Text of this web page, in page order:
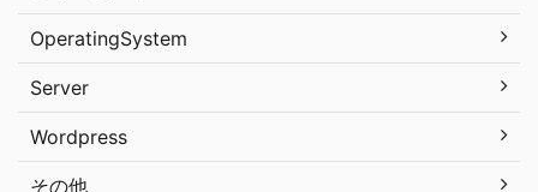
OperatingSystem
Server
Wordpress
その他